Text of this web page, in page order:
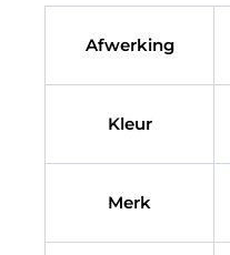
Afwerking
Kleur
Merk